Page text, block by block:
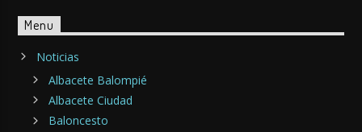
Menu
Noticias
Albacete Balompié
Albacete Ciudad
Baloncesto